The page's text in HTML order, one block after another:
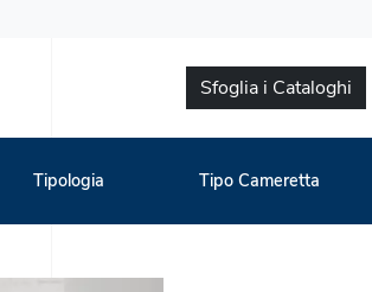
Sfoglia i Cataloghi
Tipologia Tipo Cameretta